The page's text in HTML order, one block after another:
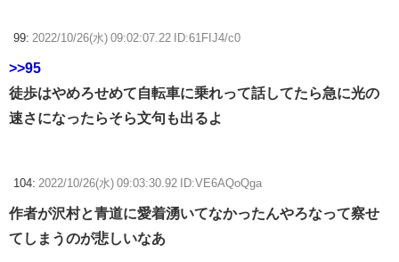
99: 2022/10/26(水) 09:02:07.22 ID:61FIJ4/c0
>>95
徒歩はやめろせめて自転車に乗れって話してたら急に光の
速さになったらそら文句も出るよ
104: 2022/10/26(水) 09:03:30.92 ID:VE6AQoQga
作者が沢村と青道に愛着湧いてなかったんやろなって察せ
てしまうのが悲しいなあ